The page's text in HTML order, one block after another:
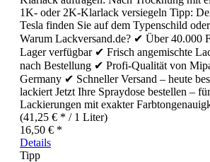
1K- oder 2K-Klarlack versiegeln Tipp:
Tesla finden Sie auf dem Typenschild
Warum Lackversand.de? ✔ Über 40.000
Lager verfügbar ✔ Frisch angemischte
nach Bestellung ✔ Profi-Qualität von
Germany ✔ Schneller Versand – heute
lackiert Jetzt Ihre Spraydose bestellen –
Lackierungen mit exakter
(41,25 € * / 1 Liter)
16,50 € *
Details
Tipp